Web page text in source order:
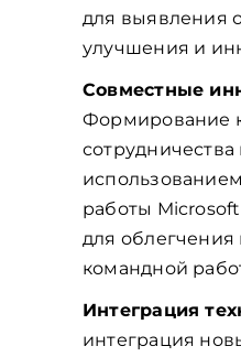
для выявления
улучшения и
Совместные
Формирование
работы
для
командной
Интеграция
интеграция